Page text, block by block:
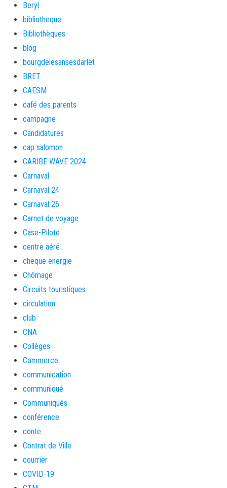
Beryl
bibliotheque
Bibliothèques
blog
bourgdelesansesdarlet
BRET
CAESM
café des parents
campagne
Candidatures
cap salomon
CARIBE WAVE 2024
Carnaval
Carnaval 24
Carnaval 26
Carnet de voyage
Case-Pilote
centre aéré
cheque energie
Chômage
Circuits touristiques
circulation
club
CNA
Collèges
Commerce
communication
communiqué
Communiqués
conférence
conte
Contrat de Ville
courrier
COVID-19